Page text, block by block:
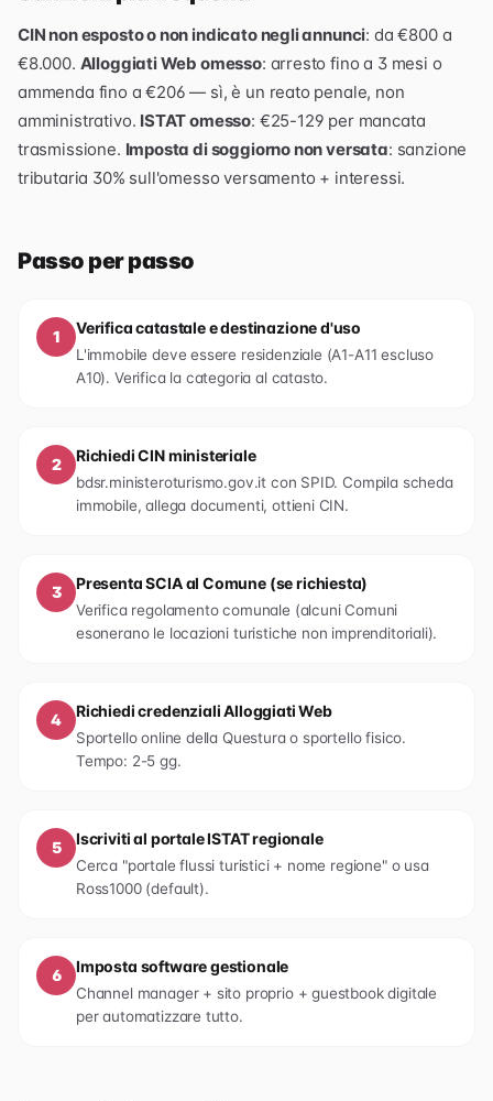
CIN non esposto o non indicato negli annunci: da €800 a
€8.000. Alloggiati Web omesso: arresto fino a 3 mesi o
ammenda fino a €206 — sì, è un reato penale, non
amministrativo. ISTAT omesso: €25-129 per mancata
trasmissione. Imposta di soggiorno non versata: sanzione
tributaria 30% sull'omesso versamento + interessi.
Passo per passo
1 Verifica catastale e destinazione d'uso
L'immobile deve essere residenziale (A1-A11 escluso
A10). Verifica la categoria al catasto.
2 Richiedi CIN ministeriale
bdsr.ministeroturismo.gov.it con SPID. Compila scheda
immobile, allega documenti, ottieni CIN.
3 Presenta SCIA al Comune (se richiesta)
Verifica regolamento comunale (alcuni Comuni
esonerano le locazioni turistiche non imprenditoriali).
4 Richiedi credenziali Alloggiati Web
Sportello online della Questura o sportello fisico.
Tempo: 2-5 gg.
5 Iscriviti al portale ISTAT regionale
Cerca "portale flussi turistici + nome regione" o usa
Ross1000 (default).
6 Imposta software gestionale
Channel manager + sito proprio + guestbook digitale
per automatizzare tutto.